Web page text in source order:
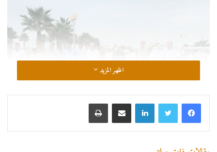
اظهر المزيد
لينكدإن مشاركة عبر البريد طباعة